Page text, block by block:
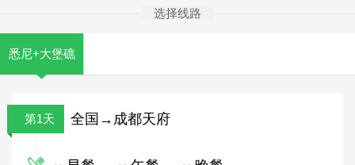
选择线路
悉尼+大堡礁
第1天 全国→成都天府